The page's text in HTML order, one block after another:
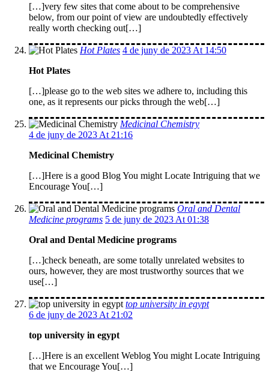
[…]very few sites that come about to be comprehensive
below, from our point of view are undoubtedly effectively
really worth checking out[…]
Hot Plates 4 de juny de 2023 At 14:50
Hot Plates
[…]please go to the web sites we adhere to, including this
one, as it represents our picks through the web[…]
Medicinal Chemistry
4 de juny de 2023 At 21:16
Medicinal Chemistry
[…]Here is a good Blog You might Locate Intriguing that we
Encourage You[…]
Oral and Dental
Medicine programs 5 de juny de 2023 At 01:38
Oral and Dental Medicine programs
[…]check beneath, are some totally unrelated websites to
ours, however, they are most trustworthy sources that we
use[…]
top university in egypt
6 de juny de 2023 At 21:02
top university in egypt
[…]Here is an excellent Weblog You might Locate Intriguing
that we Encourage You[…]